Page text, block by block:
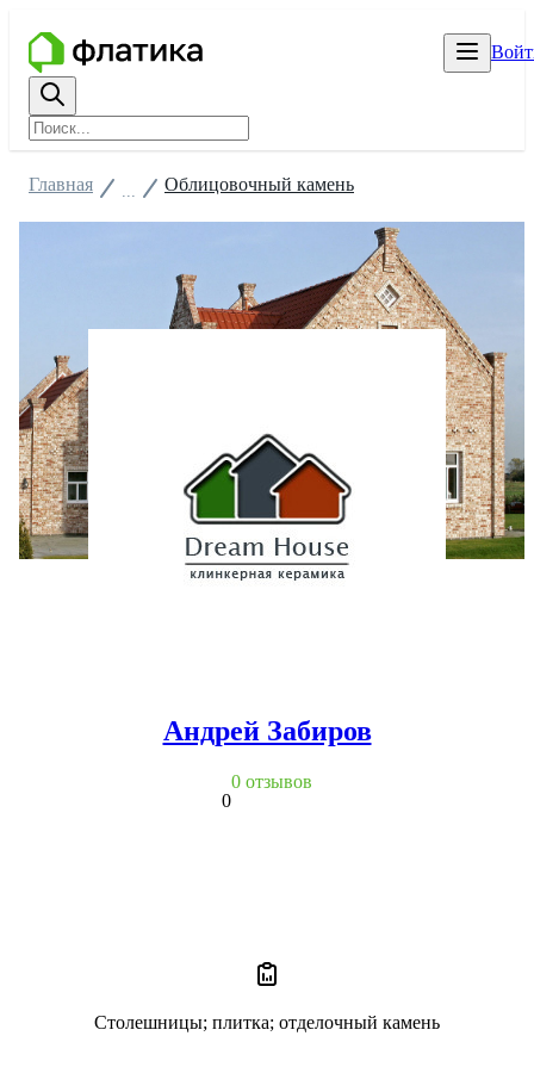
Главная Облицовочный камень
Андрей Забиров
0
0 отзывов
Столешницы; плитка; отделочный камень